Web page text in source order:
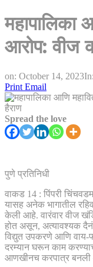
महापालिका
आरोप: वीज
on: October 14, 2023In:
Print Email
Spread the love
पुणे प्रतिनिधी
वाकड 14 : पिंपरी
यासह अनेक भागातील
केली आहे. वारंवार वीज
होत असून, अत्यावश्यक
विद्युत उपकरणे आणि वाय-
दरम्यान घरून काम
आणखीनच करपात्र